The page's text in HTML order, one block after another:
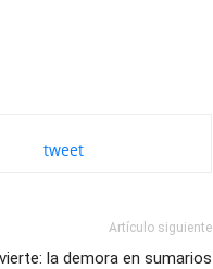
tweet
Artículo siguiente
la demora en sumarios